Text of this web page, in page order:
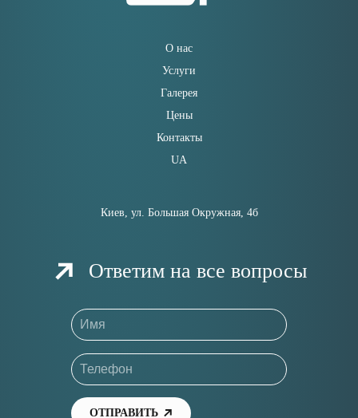
О нас
Услуги
Галерея
Цены
Контакты
UA
Киев, ул. Большая Окружная, 4б
Ответим на все вопросы
ОТПРАВИТЬ